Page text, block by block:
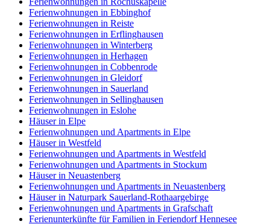
Ferienwohnungen in Ebbinghof
Ferienwohnungen in Reiste
Ferienwohnungen in Erflinghausen
Ferienwohnungen in Winterberg
Ferienwohnungen in Herhagen
Ferienwohnungen in Cobbenrode
Ferienwohnungen in Gleidorf
Ferienwohnungen in Sauerland
Ferienwohnungen in Sellinghausen
Ferienwohnungen in Eslohe
Häuser in Elpe
Ferienwohnungen und Apartments in Elpe
Häuser in Westfeld
Ferienwohnungen und Apartments in Westfeld
Ferienwohnungen und Apartments in Stockum
Häuser in Neuastenberg
Ferienwohnungen und Apartments in Neuastenberg
Häuser in Naturpark Sauerland-Rothaargebirge
Ferienwohnungen und Apartments in Grafschaft
Ferienunterkünfte für Familien in Feriendorf Hennesee